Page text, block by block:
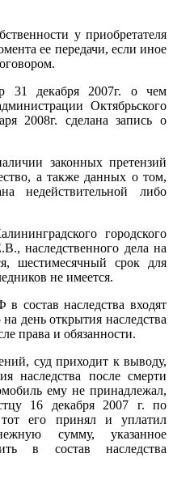
у приобретателя
ее передачи, если иное
31 декабря 2007г. о чем
Октябрьского
2008г. сделана запись о
законных претензий
а также данных о том,
недействительной либо
городского
наследственного дела на
шестимесячный срок для
не имеется.
состав наследства входят
день открытия наследства
права и обязанности.
суд приходит к выводу,
наследства после смерти
ему не принадлежал,
16 декабря 2007 г. по
его принял и уплатил
сумму, указанное
в состав наследства